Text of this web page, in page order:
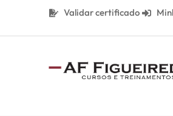
Validar certificado